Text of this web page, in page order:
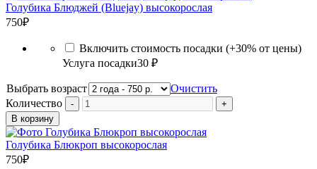
Голубика Блюджей (Bluejay) высокорослая
750₽
Включить стоимость посадки (+30% от цены)
Услуга посадки30 ₽
Выбрать возраст
Очистить
Количество
В корзину
Голубика Блюкроп высокорослая
750₽